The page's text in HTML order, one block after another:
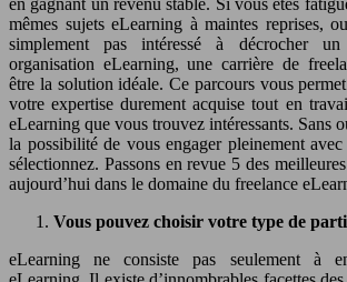
mêmes sujets eLearning à maintes reprises,
simplement pas intéressé à décrocher
organisation eLearning, une carrière de
être la solution idéale. Ce parcours vous
votre expertise durement acquise tout en
eLearning que vous trouvez intéressants. Sans
la possibilité de vous engager pleinement
sélectionnez. Passons en revue 5 des
aujourd’hui dans le domaine du freelance
Vous pouvez choisir votre type de
eLearning ne consiste pas seulement à